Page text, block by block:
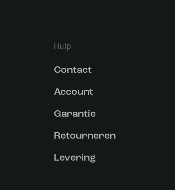
Hulp
Contact
Account
Garantie
Retourneren
Levering